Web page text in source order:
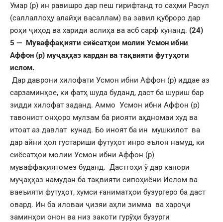
Умар (р) ин равишро дар пеш гирифтанд то саҳми Расул
(саллаллоҳу алайҳи васаллам) ва завил қуброро дар
роҳи ҷиҳод ва хариди аслиҳа ва асб сарф кунанд. (24)
5 — Муваффақияти сиёсатҳои молии Усмон ибни
Аффон (р) муҷаҳҳаз кардан ва тақвияти футуҳоти
ислом.
Дар даврони хилофати Усмон ибни Аффон (р) иддае аз
сарзаминҳое, ки фатҳ шуда буданд, даст ба шуриш бар
зидди хилофат заданд. Аммо Усмон ибни Аффон (р)
тавонист онҳоро мулзам ба риояти аҳдномаи худ ва
итоат аз давлат кунад. Бо иноят ба ин мушкилот ва
дар айни ҳол густариши футуҳот инро эълон намуд, ки
сиёсатҳои молии Усмон ибни Аффон (р)
муваффақиятомез буданд. Дастгоҳи ў дар канори
муҷаҳҳаз намудан ба тақвияти сипоҳиёни Ислом ва
ваеъияти футуҳот, хумси ғаниматҳои бузургеро ба даст
овард. Ин ба иловаи ҷизяи аҳли зимма ва хароҷи
заминҳои онон ва низ закоти гурўҳи бузурги